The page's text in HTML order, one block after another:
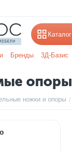
Каталог
Бренды 3Д-Базис
опоры
ножки и опоры /